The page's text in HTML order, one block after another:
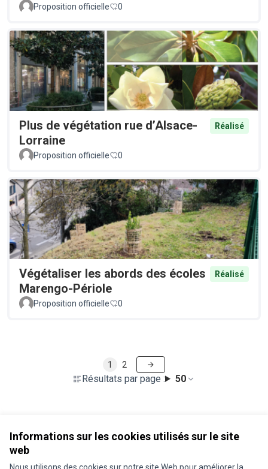
Informations sur les cookies utilisés sur le site
web
Proposition officielle
0
Plus de végétation rue d’Alsace-
Lorraine
Réalisé
Proposition officielle 0
Végétaliser les abords des écoles
Marengo-Périole
Réalisé
Proposition officielle 0
Résultats par page : 50
1 2